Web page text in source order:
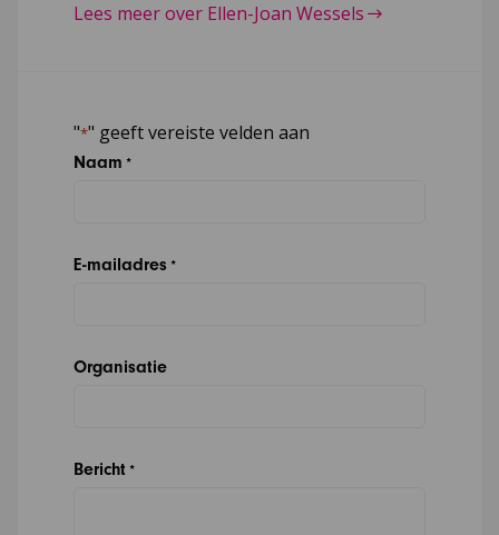
Lees meer over Ellen-Joan Wessels
"*" geeft vereiste velden aan
Naam *
E-mailadres *
Organisatie
Bericht *